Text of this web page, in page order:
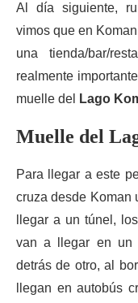
Al día siguiente,
vimos que en
una tienda/bar/
realmente
muelle del
Lago
Muelle del
Para llegar a este
cruza desde Koman
llegar a un túnel,
van a llegar en un
detrás de otro, al
llegan en autobús